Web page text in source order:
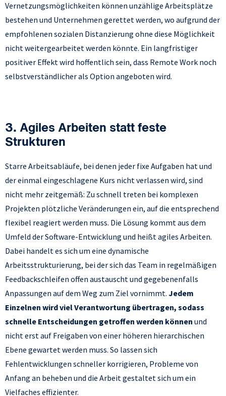
Vernetzungsmöglichkeiten können unzählige Arbeitsplätze
bestehen und Unternehmen gerettet werden, wo aufgrund der
empfohlenen sozialen Distanzierung ohne diese Möglichkeit
nicht weitergearbeitet werden könnte. Ein langfristiger
positiver Effekt wird hoffentlich sein, dass Remote Work noch
selbstverständlicher als Option angeboten wird.
3. Agiles Arbeiten statt feste
Strukturen
Starre Arbeitsabläufe, bei denen jeder fixe Aufgaben hat und
der einmal eingeschlagene Kurs nicht verlassen wird, sind
nicht mehr zeitgemäß: Zu schnell treten bei komplexen
Projekten plötzliche Veränderungen ein, auf die entsprechend
flexibel reagiert werden muss. Die Lösung kommt aus dem
Umfeld der Software-Entwicklung und heißt agiles Arbeiten.
Dabei handelt es sich um eine dynamische
Arbeitsstrukturierung, bei der sich das Team in regelmäßigen
Feedbackschleifen offen austauscht und gegebenenfalls
Anpassungen auf dem Weg zum Ziel vornimmt. Jedem
Einzelnen wird viel Verantwortung übertragen, sodass
schnelle Entscheidungen getroffen werden können und
nicht erst auf Freigaben von einer höheren hierarchischen
Ebene gewartet werden muss. So lassen sich
Fehlentwicklungen schneller korrigieren, Probleme von
Anfang an beheben und die Arbeit gestaltet sich um ein
Vielfaches effizienter.